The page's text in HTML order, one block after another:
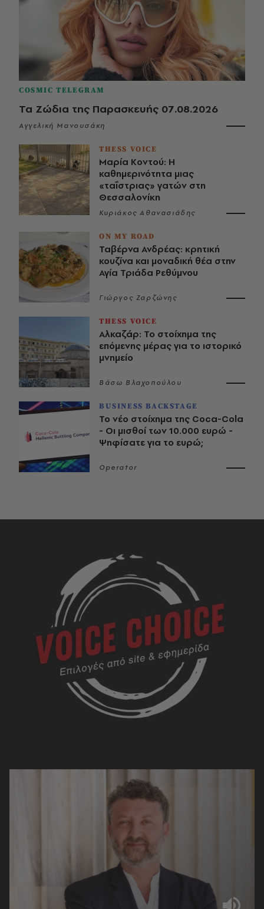
COSMIC TELEGRAM
Τα Ζώδια της Παρασκευής 07.08.2026
Αγγελική Μανουσάκη
THESS VOICE
Μαρία Κοντού: Η
καθημερινότητα μιας
«ταΐστριας» γατών στη
Θεσσαλονίκη
Κυριάκος Αθανασιάδης
ON MY ROAD
Ταβέρνα Ανδρέας: κρητική
κουζίνα και μοναδική θέα στην
Αγία Τριάδα Ρεθύμνου
Γιώργος Ζαρζώνης
THESS VOICE
Αλκαζάρ: Το στοίχημα της
επόμενης μέρας για το ιστορικό
μνημείο
Βάσω Βλαχοπούλου
BUSINESS BACKSTAGE
Το νέο στοίχημα της Coca-Cola
- Οι μισθοί των 10.000 ευρώ -
Ψηφίσατε για το ευρώ;
Operator